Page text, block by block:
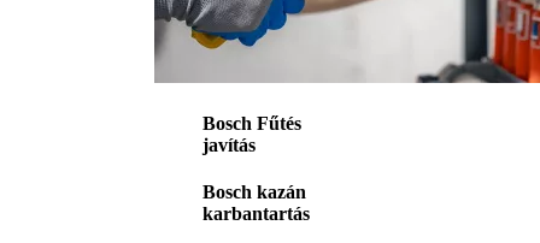
Bosch Fűtés
javítás
Bosch kazán
karbantartás